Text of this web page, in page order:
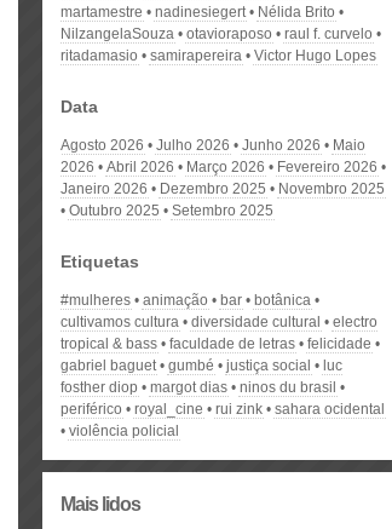
martamestre
nadinesiegert
Nélida Brito
NilzangelaSouza
otavioraposo
raul f. curvelo
ritadamasio
samirapereira Victor Hugo Lopes
Data
Agosto 2026 Julho 2026 Junho 2026
Maio
2026
Abril 2026 Março 2026
Fevereiro 2026
Janeiro 2026
Dezembro 2025
Novembro 2025
Outubro 2025
Setembro 2025
Etiquetas
#mulheres animação bar
botânica
cultivamos cultura
diversidade cultural
electro
tropical & bass
faculdade de letras
felicidade
gabriel baguet
gumbé justiça social
luc
fosther diop
margot dias
ninos du brasil
periférico
royal_cine rui zink
sahara ocidental
violência policial
Mais lidos